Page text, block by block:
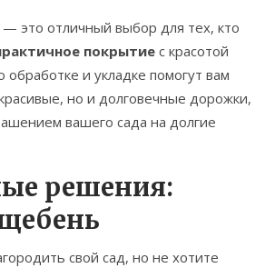
это отличный выбор для тех, кто
покрытиес красотой
и укладке помогут вам
но и долговечные дорожки,
вашего сада на долгие
решения:
свой сад, но не хотите